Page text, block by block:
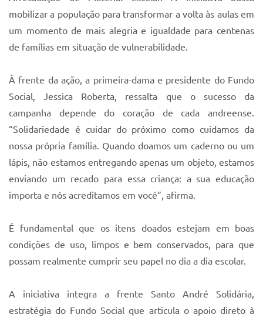
Sistema Colab
Autarquias
mobilizar a população para transformar a volta às aulas em
um momento de mais alegria e igualdade para centenas
de famílias em situação de vulnerabilidade.
À frente da ação, a primeira-dama e presidente do Fundo
Social, Jessica Roberta, ressalta que o sucesso da
campanha depende do coração de cada andreense.
“Solidariedade é cuidar do próximo como cuidamos da
nossa própria família. Quando doamos um caderno ou um
lápis, não estamos entregando apenas um objeto, estamos
enviando um recado para essa criança: a sua educação
importa e nós acreditamos em você”, afirma.
É fundamental que os itens doados estejam em boas
condições de uso, limpos e bem conservados, para que
possam realmente cumprir seu papel no dia a dia escolar.
A iniciativa integra a frente Santo André Solidária,
estratégia do Fundo Social que articula o apoio direto à